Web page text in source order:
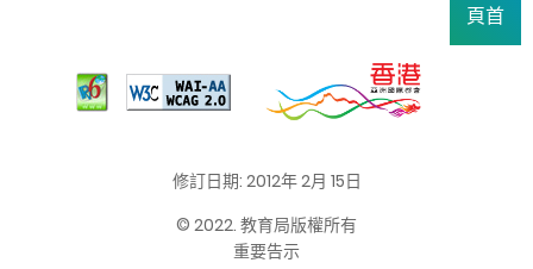
頁首
修訂日期: 2012年 2月 15日
© 2022. 教育局版權所有
重要告示